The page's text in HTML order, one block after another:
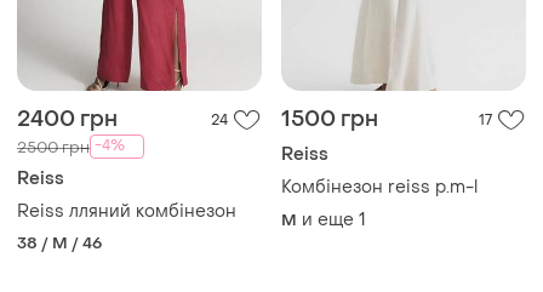
2400 грн 24
2500 грн -4%
Reiss
Reiss лляний комбінезон
38 / M / 46
1500 грн 17
Reiss
Комбінезон reiss p.m-l
M и еще 1